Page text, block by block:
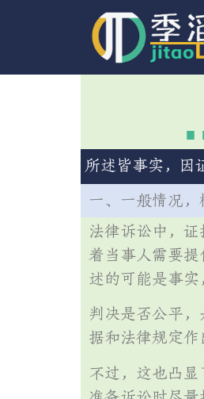
所述皆事实，因
一、一般情况，
法律诉讼中，证
着当事人需要
述的可能是事
判决是否公平
据和法律规定作
不过，这也凸